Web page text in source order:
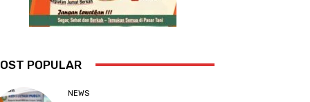
POPULAR
NEWS